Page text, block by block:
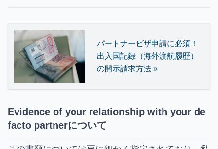
パートナービザ申請に必須！
出入国記録（海外渡航履歴）
の開示請求方法 »
Evidence of your relationship with your de
facto partnerについて